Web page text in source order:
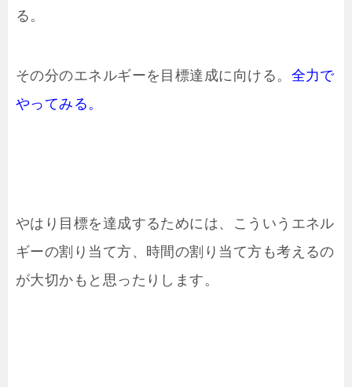
る。
その分のエネルギーを目標達成に向ける。 全力で
やってみる。
やはり目標を達成するためには、こういうエネル
ギーの割り当て方、時間の割り当て方も考えるの
が大切かもと思ったりします。